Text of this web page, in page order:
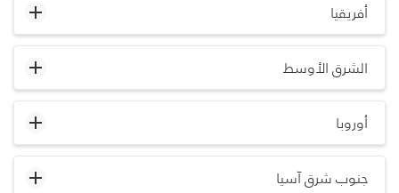
أفريقيا
الشرق الأوسط
أوروبا
جنوب شرق آسيا